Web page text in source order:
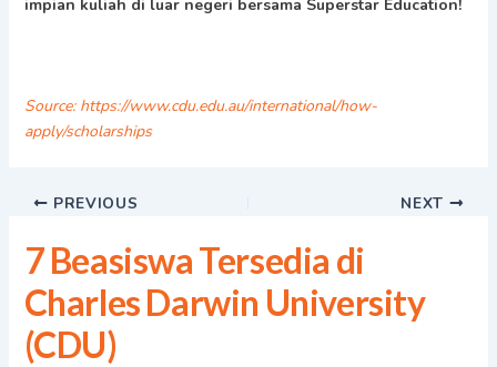
impian kuliah di luar negeri bersama Superstar Education!
Source: https://www.cdu.edu.au/international/how-
apply/scholarships
PREVIOUS NEXT
7 Beasiswa Tersedia di
Charles Darwin University
(CDU)